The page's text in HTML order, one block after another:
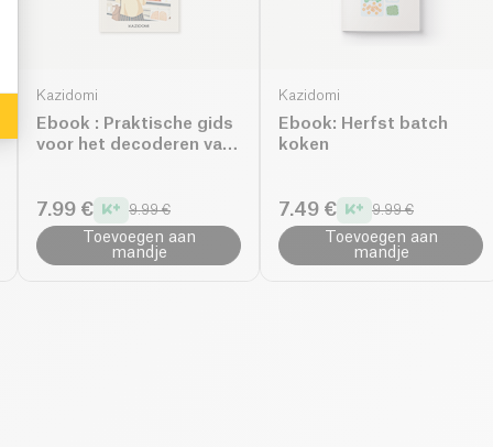
Kazidomi
Ebook : Praktische gids
voor het decoderen van
7.99 € 9.99 €
Toevoegen aan
mandje
Kazidomi
Ebook: Herfst batch
koken
7.49 € 9.99 €
Toevoegen aan
mandje